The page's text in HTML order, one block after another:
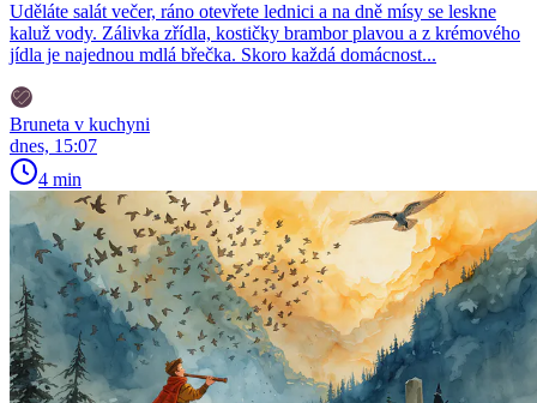
Uděláte salát večer, ráno otevřete lednici a na dně mísy se leskne
kaluž vody. Zálivka zřídla, kostičky brambor plavou a z krémového
jídla je najednou mdlá břečka. Skoro každá domácnost...
Bruneta v kuchyni
dnes, 15:07
4 min